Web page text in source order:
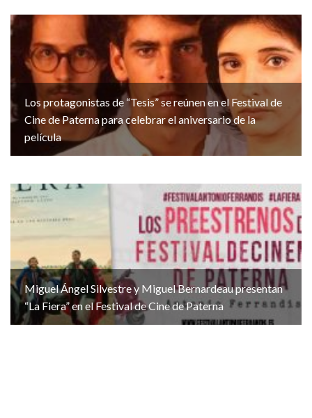
Los protagonistas de “Tesis” se reúnen en el Festival de
Cine de Paterna para celebrar el aniversario de la
película
Miguel Ángel Silvestre y Miguel Bernardeau presentan
“La Fiera” en el Festival de Cine de Paterna